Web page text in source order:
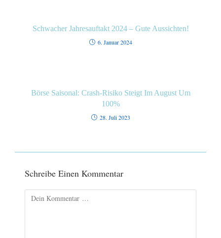
Schwacher Jahresauftakt 2024 – Gute Aussichten!
6. Januar 2024
Börse Saisonal: Crash-Risiko Steigt Im August Um
100%
28. Juli 2023
Schreibe Einen Kommentar